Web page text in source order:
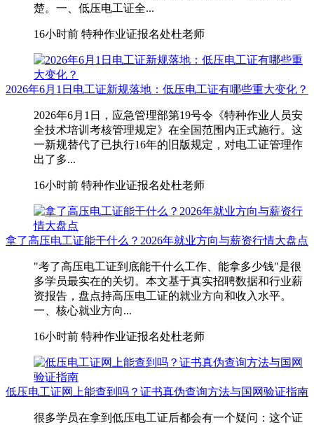
楚。一、低压电工证全...
16小时前 特种作业证报名处杜老师
2026年6月1日电工证新规落地：低压电工证有哪些重大变化？
2026年6月1日，应急管理部第19号令《特种作业人员安
全技术培训考核管理规定》在全国范围内正式施行。这
一新规替代了已执行16年的旧版规定，对电工证管理作
出了多...
16小时前 特种作业证报名处杜老师
拿了高压电工证能干什么？2026年就业方向与薪资行情大盘点
"考了高压电工证到底能干什么工作、能拿多少钱"是很
多学员最实在的关切。本文基于真实招聘数据和行业薪
资报告，盘点持高压电工证的就业方向和收入水平。
一、核心就业方向...
16小时前 特种作业证报名处杜老师
低压电工证网上能查到吗？证书真伪查询方法与国网验证指南
很多学员在拿到低压电工证后都会有一个疑问：这个证